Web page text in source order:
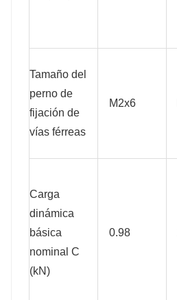
Tamaño del
perno de
fijación de
vías férreas
M2x6
Carga
dinámica
básica
nominal C
(kN)
0.98